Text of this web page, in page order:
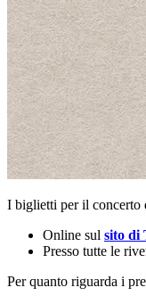
I biglietti per il concerto
Online sul sito di
Presso tutte le
Per quanto riguarda i